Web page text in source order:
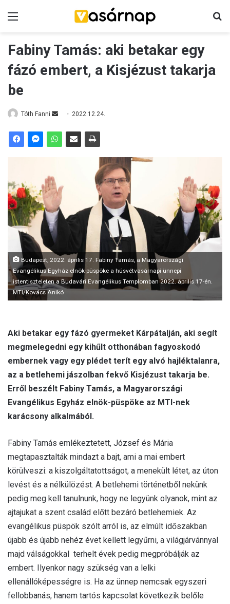
Fabiny Tamás: aki betakar egy
fázó embert, a Kisjézust takarja
be
Tóth Fanni
e
m
a
2022.12.24.
Budapest, 2022. április 17. Fabiny Tamás, a Magyarországi
Evangélikus Egyház elnök-püspöke a húsvétvasárnapi ünnepi
istentiszteleten a Budavári Evangélikus Templomban 2022. április 17-én.
MTI/Kovács Anikó
Aki betakar egy fázó gyermeket Kárpátalján, aki segít
megmelegedni egy kihűlt otthonában fagyoskodó
embernek vagy egy plédet terít egy alvó hajléktalanra,
az a betlehemi jászolban fekvő Kisjézust takarja be.
Erről beszélt Fabiny Tamás, a Magyarországi
Evangélikus Egyház elnök-püspöke az MTI-nek
karácsony alkalmából.
Fabiny Tamás emlékeztetett, József és Mária
megtapasztalták mindazt a bajt, ami a mai embert
körülveszi: a kiszolgáltatottságot, a menekült létet, az úton
levést és a nélkülözést. A betlehemi történetből nekünk
pedig meg kell tanulnunk, hogy ne legyünk olyanok, mint az
ajtajukat a szent család előtt bezáró betlehemiek. Az
evangélikus püspök szólt arról is, az elmúlt időszakban
újabb és újabb nehéz évet kellett legyűrni, a világjárvánnyal
majd válságokkal terhelt évek pedig megpróbálják az
embert. Ilyenkor nagy szükség van a lelki
ellenállóképességre is. Ha az ünnep nemcsak egyszeri
fellobbanás, hanem tartós kapcsolat következik belőle